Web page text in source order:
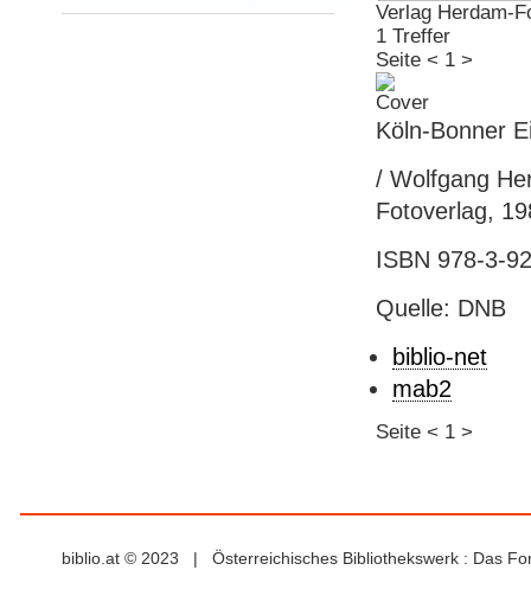
Verlag Herdam-
1 Treffer
Seite < 1 >
Köln-Bonner
/ Wolfgang
Fotoverlag,
ISBN 978-3-
Quelle: DNB
biblio-net
mab2
Seite < 1 >
biblio.at © 2023 | Österreichisches Bibliothekswerk : Das